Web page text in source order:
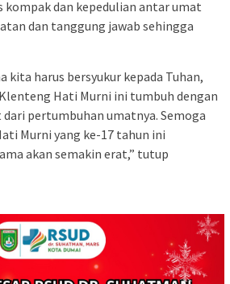
kompak dan kepedulian antar umat
dan tanggung jawab sehingga
kita harus bersyukur kepada Tuhan,
Hati Murni ini tumbuh dengan
pertumbuhan umatnya. Semoga
Murni yang ke-17 tahun ini
akan semakin erat,” tutup